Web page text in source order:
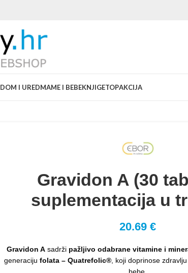
DOM I UREDMAME I BEBEKNJIGETOPAKCIJA
Gravidon A (30
suplementacija u
20.69 €
Gravidon Asadrži pažljivo odabrane vitamine i
generaciju folata – Quatrefolic®, koji doprinose